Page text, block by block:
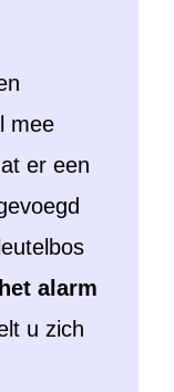
mee
er een
alarm
u zich